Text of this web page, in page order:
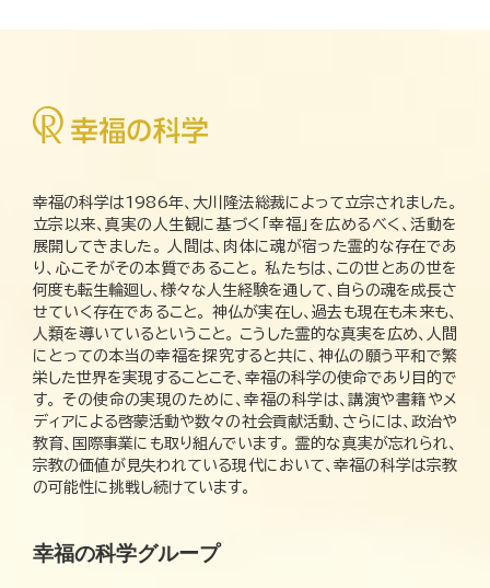
幸福の科学は1986年、大川隆法総裁によって立宗されました。
立宗以来、真実の人生観に基づく「幸福」を広めるべく、活動を
展開してきました。 人間は、肉体に魂が宿った霊的な存在であ
り、心こそがその本質であること。 私たちは、この世とあの世を
何度も転生輪廻し、様々な人生経験を通して、自らの魂を成長さ
せていく存在であること。 神仏が実在し、過去も現在も未来も、
人類を導いているということ。 こうした霊的な真実を広め、人間
にとっての本当の幸福を探究すると共に、神仏の願う平和で繁
栄した世界を実現することこそ、幸福の科学の使命であり目的で
す。 その使命の実現のために、幸福の科学は、講演や書籍やメ
ディアによる啓蒙活動や数々の社会貢献活動、さらには、政治や
教育、国際事業にも取り組んでいます。 霊的な真実が忘れられ、
宗教の価値が見失われている現代において、幸福の科学は宗教
の可能性に挑戦し続けています。
幸福の科学グループ